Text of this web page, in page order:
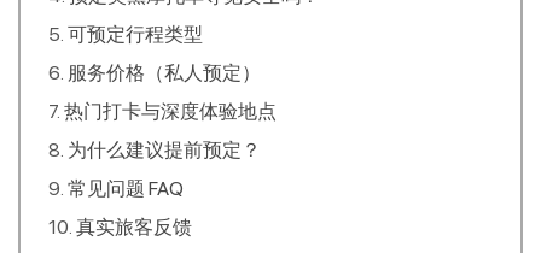
可预定行程类型
服务价格（私人预定）
热门打卡与深度体验地点
为什么建议提前预定？
常见问题 FAQ
真实旅客反馈